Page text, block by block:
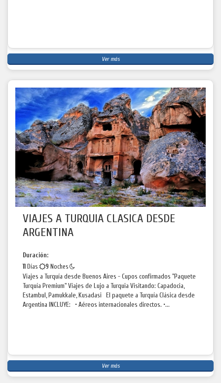
Ver más
VIAJES A TURQUIA CLASICA DESDE
ARGENTINA
Duración:
11 Días 9 Noches
Viajes a Turquía desde Buenos Aires - Cupos confirmados "Paquete
Turquía Premium" Viajes de Lujo a Turquia Visitando: Capadocia,
Estambul, Pamukkale, Kusadasi El paquete a Turquía Clásica desde
Argentina INCLUYE: • Aéreos internacionales directos. •...
Ver más